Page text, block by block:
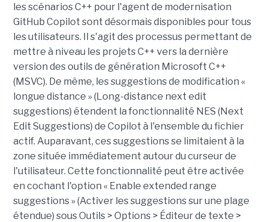
les scénarios C++ pour l'agent de modernisation
GitHub Copilot sont désormais disponibles pour tous
les utilisateurs. Il s'agit des processus permettant de
mettre à niveau les projets C++ vers la dernière
version des outils de génération Microsoft C++
(MSVC). De même, les suggestions de modification «
longue distance » (Long-distance next edit
suggestions) étendent la fonctionnalité NES (Next
Edit Suggestions) de Copilot à l'ensemble du fichier
actif. Auparavant, ces suggestions se limitaient à la
zone située immédiatement autour du curseur de
l'utilisateur. Cette fonctionnalité peut être activée
en cochant l'option « Enable extended range
suggestions » (Activer les suggestions sur une plage
étendue) sous Outils > Options > Éditeur de texte >